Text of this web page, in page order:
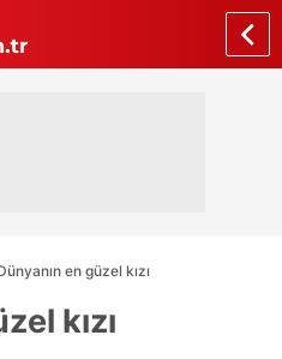
en güzel kızı
kızı